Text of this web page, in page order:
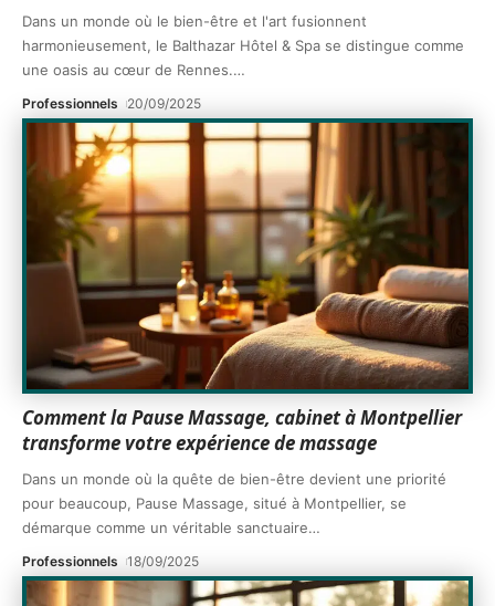
Dans un monde où le bien-être et l'art fusionnent
harmonieusement, le Balthazar Hôtel & Spa se distingue comme
une oasis au cœur de Rennes.…
Professionnels 20/09/2025
Comment la Pause Massage, cabinet à Montpellier
transforme votre expérience de massage
Dans un monde où la quête de bien-être devient une priorité
pour beaucoup, Pause Massage, situé à Montpellier, se
démarque comme un véritable sanctuaire…
Professionnels 18/09/2025